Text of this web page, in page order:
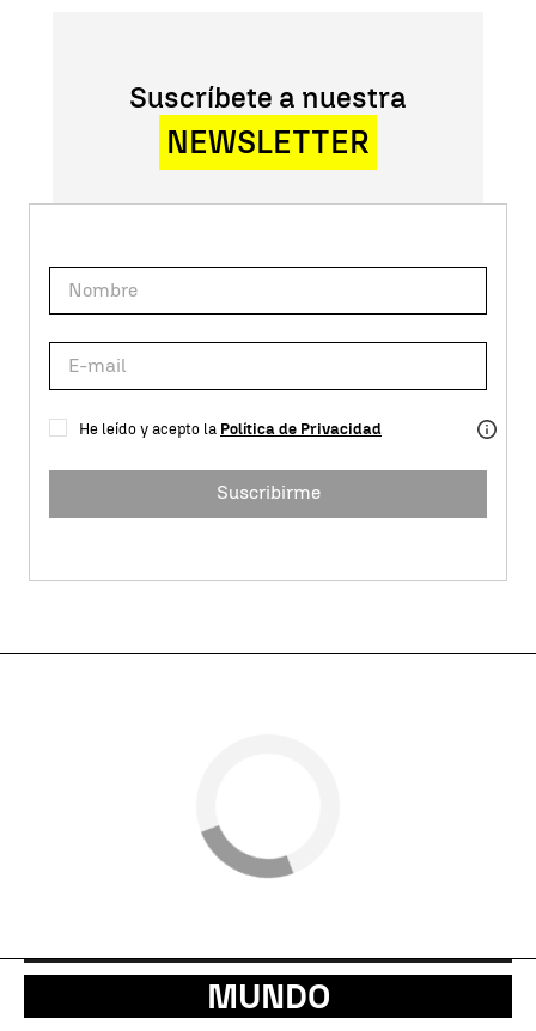
Suscríbete a nuestra
NEWSLETTER
He leído y acepto la Política de Privacidad
Suscribirme
MUNDO